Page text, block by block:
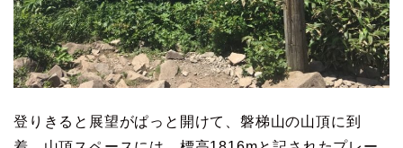
登りきると展望がぱっと開けて、磐梯山の山頂に到